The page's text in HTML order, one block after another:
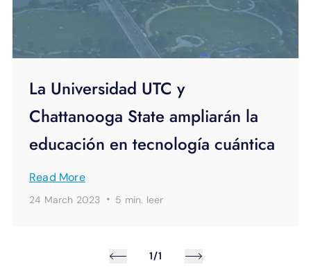
La Universidad UTC y
Chattanooga State ampliarán la
educación en tecnología cuántica
Read More
24 March 2023 · 5 min. leer
1/1